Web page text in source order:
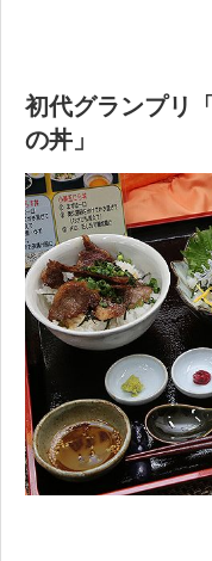
初代グランプリ
の丼」